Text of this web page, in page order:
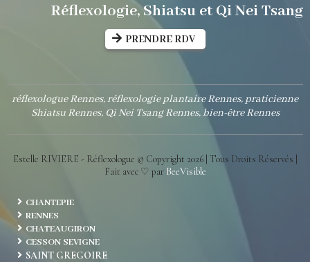
Réflexologie, Shiatsu et Qi Nei Tsang
PRENDRE RDV
réflexologue Rennes, réflexologie plantaire Rennes, praticienne
Shiatsu Rennes, Qi Nei Tsang Rennes, bien-être Rennes
Estelle RIVIERE - Réflexologue © Copyright 2026| Tous Droits Réservés |
Fait avec ♡ par BeeVisible
CHANTEPIE
RENNES
CHATEAUGIRON
CESSON SEVIGNE
SAINT GREGOIRE